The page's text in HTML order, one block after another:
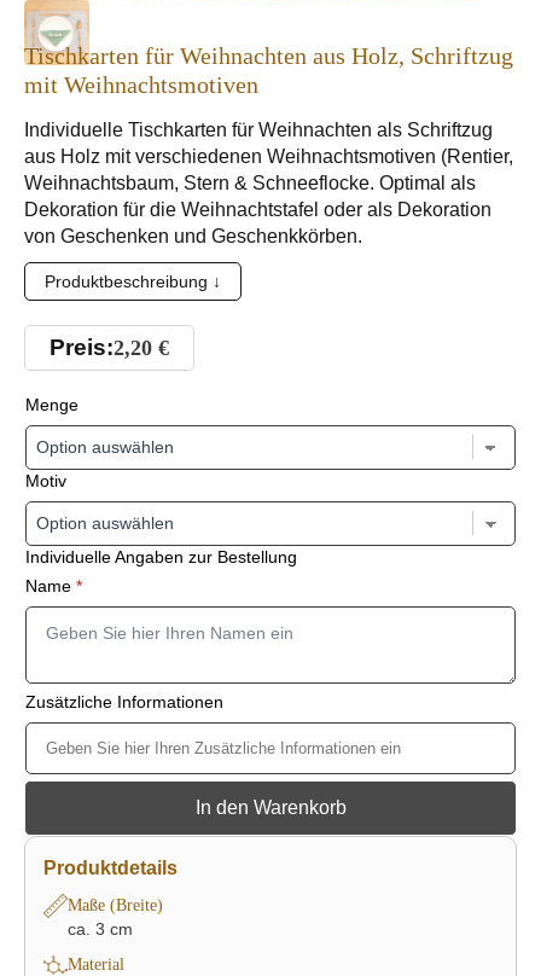
Tischkarten für Weihnachten aus Holz, Schriftzug
mit Weihnachtsmotiven
Individuelle Tischkarten für Weihnachten als Schriftzug
aus Holz mit verschiedenen Weihnachtsmotiven (Rentier,
Weihnachtsbaum, Stern & Schneeflocke. Optimal als
Dekoration für die Weihnachtstafel oder als Dekoration
von Geschenken und Geschenkkörben.
Produktbeschreibung ↓
Preis:2,20 €
Menge
Motiv
Individuelle Angaben zur Bestellung
Name *
Zusätzliche Informationen
In den Warenkorb
Produktdetails
Maße (Breite)
ca. 3 cm
Material